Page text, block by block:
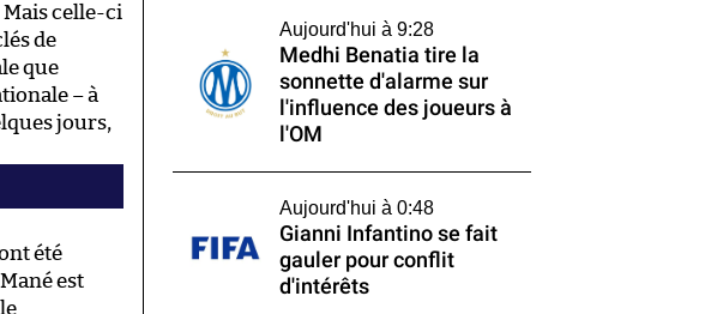
celle-ci
de
que
– à
jours,
été
est
Aujourd'hui à 9:28
Medhi Benatia tire la
sonnette d'alarme sur
l'influence des joueurs à
l'OM
Aujourd'hui à 0:48
Gianni Infantino se fait
gauler pour conflit
d'intérêts